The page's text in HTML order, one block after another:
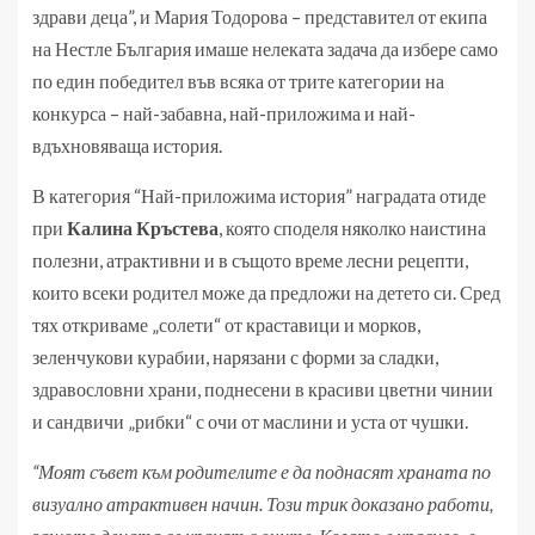
здрави деца”, и Мария Тодорова – представител от екипа
на Нестле България имаше нелеката задача да избере само
по един победител във всяка от трите категории на
конкурса – най-забавна, най-приложима и най-
вдъхновяваща история.
В категория “Най-приложима история” наградата отиде
при Калина Кръстева, която споделя няколко наистина
полезни, атрактивни и в същото време лесни рецепти,
които всеки родител може да предложи на детето си. Сред
тях откриваме „солети“ от краставици и морков,
зеленчукови курабии, нарязани с форми за сладки,
здравословни храни, поднесени в красиви цветни чинии
и сандвичи „рибки“ с очи от маслини и уста от чушки.
“Моят съвет към родителите е да поднасят храната по
визуално атрактивен начин. Този трик доказано работи,